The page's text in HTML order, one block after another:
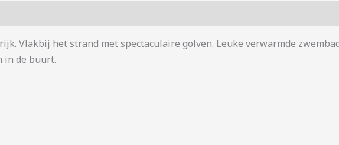
Vlakbij het strand met spectaculaire golven. Leuke verwarmde
in de buurt.